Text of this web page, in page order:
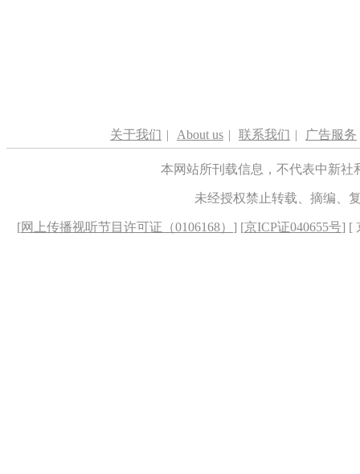
关于我们 | About us | 联系我们 | 广告服务
本网站所刊载信息，不代表中新
未经授权禁止转载、摘编、
[网上传播视听节目许可证（0106168） ] [京ICP证040655号] [